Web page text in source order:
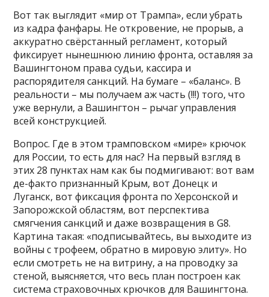
Вот так выглядит «мир от Трампа», если убрать
из кадра фанфары. Не откровение, не прорыв, а
аккуратно свёрстанный регламент, который
фиксирует нынешнюю линию фронта, оставляя за
Вашингтоном права судьи, кассира и
распорядителя санкций. На бумаге – «баланс». В
реальности – мы получаем аж часть (!!!) того, что
уже вернули, а Вашингтон – рычаг управления
всей конструкцией.
Вопрос. Где в этом трамповском «мире» крючок
для России, то есть для нас? На первый взгляд в
этих 28 пунктах нам как бы подмигивают: вот вам
де-факто признанный Крым, вот Донецк и
Луганск, вот фиксация фронта по Херсонской и
Запорожской областям, вот перспектива
смягчения санкций и даже возвращения в G8.
Картина такая: «подписывайтесь, вы выходите из
войны с трофеем, обратно в мировую элиту». Но
если смотреть не на витрину, а на проводку за
стеной, выясняется, что весь план построен как
система страховочных крючков для Вашингтона.